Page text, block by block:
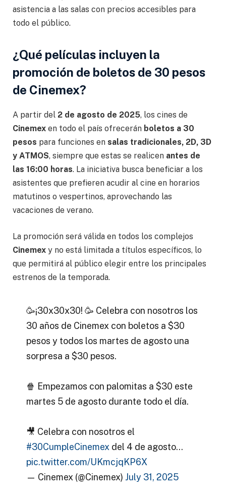
asistencia a las salas con precios accesibles para
todo el público.
¿Qué películas incluyen la
promoción de boletos de 30 pesos
de Cinemex?
A partir del 2 de agosto de 2025, los cines de
Cinemex en todo el país ofrecerán boletos a 30
pesos para funciones en salas tradicionales, 2D, 3D
y ATMOS, siempre que estas se realicen antes de
las 16:00 horas. La iniciativa busca beneficiar a los
asistentes que prefieren acudir al cine en horarios
matutinos o vespertinos, aprovechando las
vacaciones de verano.
La promoción será válida en todos los complejos
Cinemex y no está limitada a títulos específicos, lo
que permitirá al público elegir entre los principales
estrenos de la temporada.
🥳¡30x30x30! 🥳 Celebra con nosotros los
30 años de Cinemex con boletos a $30
pesos y todos los martes de agosto una
sorpresa a $30 pesos.
🍿 Empezamos con palomitas a $30 este
martes 5 de agosto durante todo el día.
🎥 Celebra con nosotros el
#30CumpleCinemexdel 4 de agosto…
pic.twitter.com/UKmcjqKP6X
— Cinemex (@Cinemex) July 31, 2025